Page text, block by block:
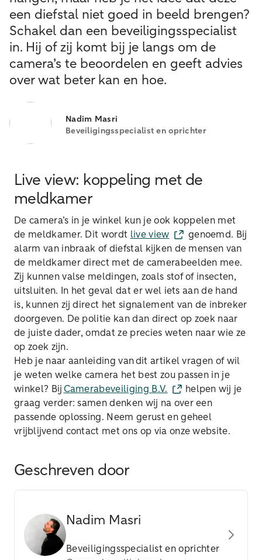
een diefstal niet goed in beeld brengen?
Schakel dan een beveiligingsspecialist
in. Hij of zij komt bij je langs om de
camera’s te beoordelen en geeft advies
over wat beter kan en hoe.
Nadim Masri
Beveiligingsspecialist en oprichter
Live view: koppeling met de
meldkamer
De camera’s in je winkel kun je ook koppelen met
de meldkamer. Dit wordt live view
genoemd. Bij
alarm van inbraak of diefstal kijken de mensen van
de meldkamer direct met de camerabeelden mee.
Zij kunnen valse meldingen, zoals stof of insecten,
uitsluiten. In het geval dat er wel iets aan de hand
is, kunnen zij direct het signalement van de inbreker
doorgeven. De politie kan dan direct op zoek naar
de juiste dader, omdat ze precies weten naar wie ze
op zoek zijn.
Heb je naar aanleiding van dit artikel vragen of wil
je weten welke camera het best zou passen in je
winkel? Bij Camerabeveiliging B.V.
helpen wij je
graag verder: samen denken wij na over een
passende oplossing. Neem gerust en geheel
vrijblijvend contact met ons op via onze website.
Geschreven door
Nadim Masri
Beveiligingsspecialist en oprichter